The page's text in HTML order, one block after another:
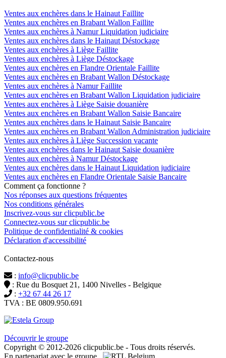
Ventes aux enchères dans le Hainaut Faillite
Ventes aux enchères en Brabant Wallon Faillite
Ventes aux enchères à Namur Liquidation judiciaire
Ventes aux enchères dans le Hainaut Déstockage
Ventes aux enchères à Liège Faillite
Ventes aux enchères à Liège Déstockage
Ventes aux enchères en Flandre Orientale Faillite
Ventes aux enchères en Brabant Wallon Déstockage
Ventes aux enchères à Namur Faillite
Ventes aux enchères en Brabant Wallon Liquidation judiciaire
Ventes aux enchères à Liège Saisie douanière
Ventes aux enchères en Brabant Wallon Saisie Bancaire
Ventes aux enchères dans le Hainaut Saisie Bancaire
Ventes aux enchères en Brabant Wallon Administration judiciaire
Ventes aux enchères à Liège Succession vacante
Ventes aux enchères dans le Hainaut Saisie douanière
Ventes aux enchères à Namur Déstockage
Ventes aux enchères dans le Hainaut Liquidation judiciaire
Ventes aux enchères en Flandre Orientale Saisie Bancaire
Comment ça fonctionne ?
Nos réponses aux questions fréquentes
Nos conditions générales
Inscrivez-vous sur clicpublic.be
Connectez-vous sur clicpublic.be
Politique de confidentialité & cookies
Déclaration d'accessibilité
Contactez-nous
: info@clicpublic.be
: Rue du Bosquet 21, 1400 Nivelles - Belgique
: +32 67 44 26 17
TVA : BE 0809.950.691
Découvrir le groupe
Copyright © 2012-2026 clicpublic.be - Tous droits réservés.
En partenariat avec le groupe